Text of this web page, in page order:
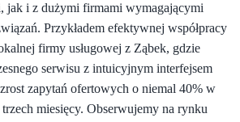
jak i z dużymi firmami wymagającymi
Przykładem efektywnej współpracy
firmy usługowej z Ząbek, gdzie
serwisu z intuicyjnym interfejsem
zapytań ofertowych o niemal 40% w
miesięcy. Obserwujemy na rynku